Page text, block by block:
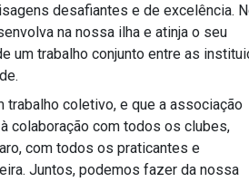
desafiantes e de excelência.
na nossa ilha e atinja o seu
um trabalho conjunto entre as
coletivo, e que a associação
colaboração com todos os clubes,
com todos os praticantes e
Juntos, podemos fazer da nossa